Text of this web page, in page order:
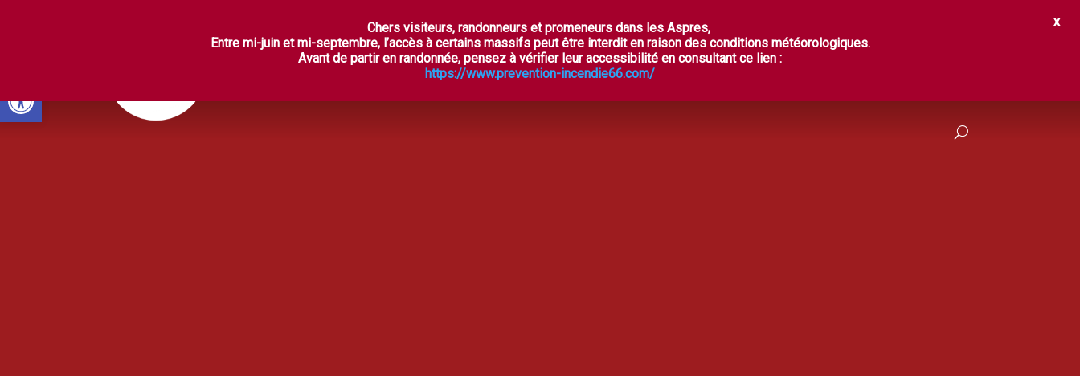
LES ASPRES SECRÈTES À VOIR, À FAIRE OÙ DORMIR ?
Chers visiteurs, randonneurs et promeneurs dans les Aspres,
Entre mi-juin et mi-septembre, l’accès à certains massifs peut être interdit en raison des conditions météorologiques.
Avant de partir en randonnée, pensez à vérifier leur accessibilité en consultant ce lien :
https://www.prevention-incendie66.com/